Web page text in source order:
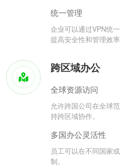
统一管理
企业可以通过VPN统
提高安全性和管理效率
跨区域办公
全球资源访问
允许跨国公司在全球
持跨区域协作。
多国办公灵活性
员工可以在不同国家
制。